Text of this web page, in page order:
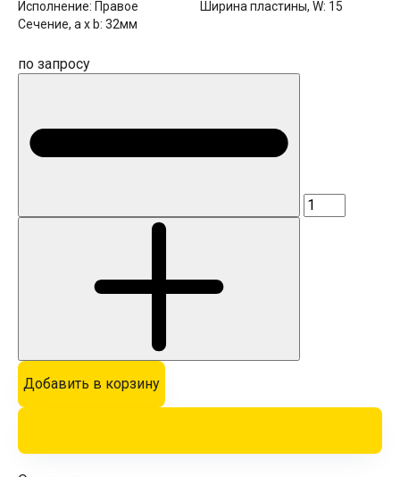
Исполнение: Правое Ширина пластины, W: 15
Сечение, a x b: 32мм
по запросу
Добавить в корзину